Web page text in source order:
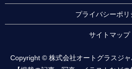
プライバシーポリ
サイトマップ
Copyright © 株式会社オートグラスジ